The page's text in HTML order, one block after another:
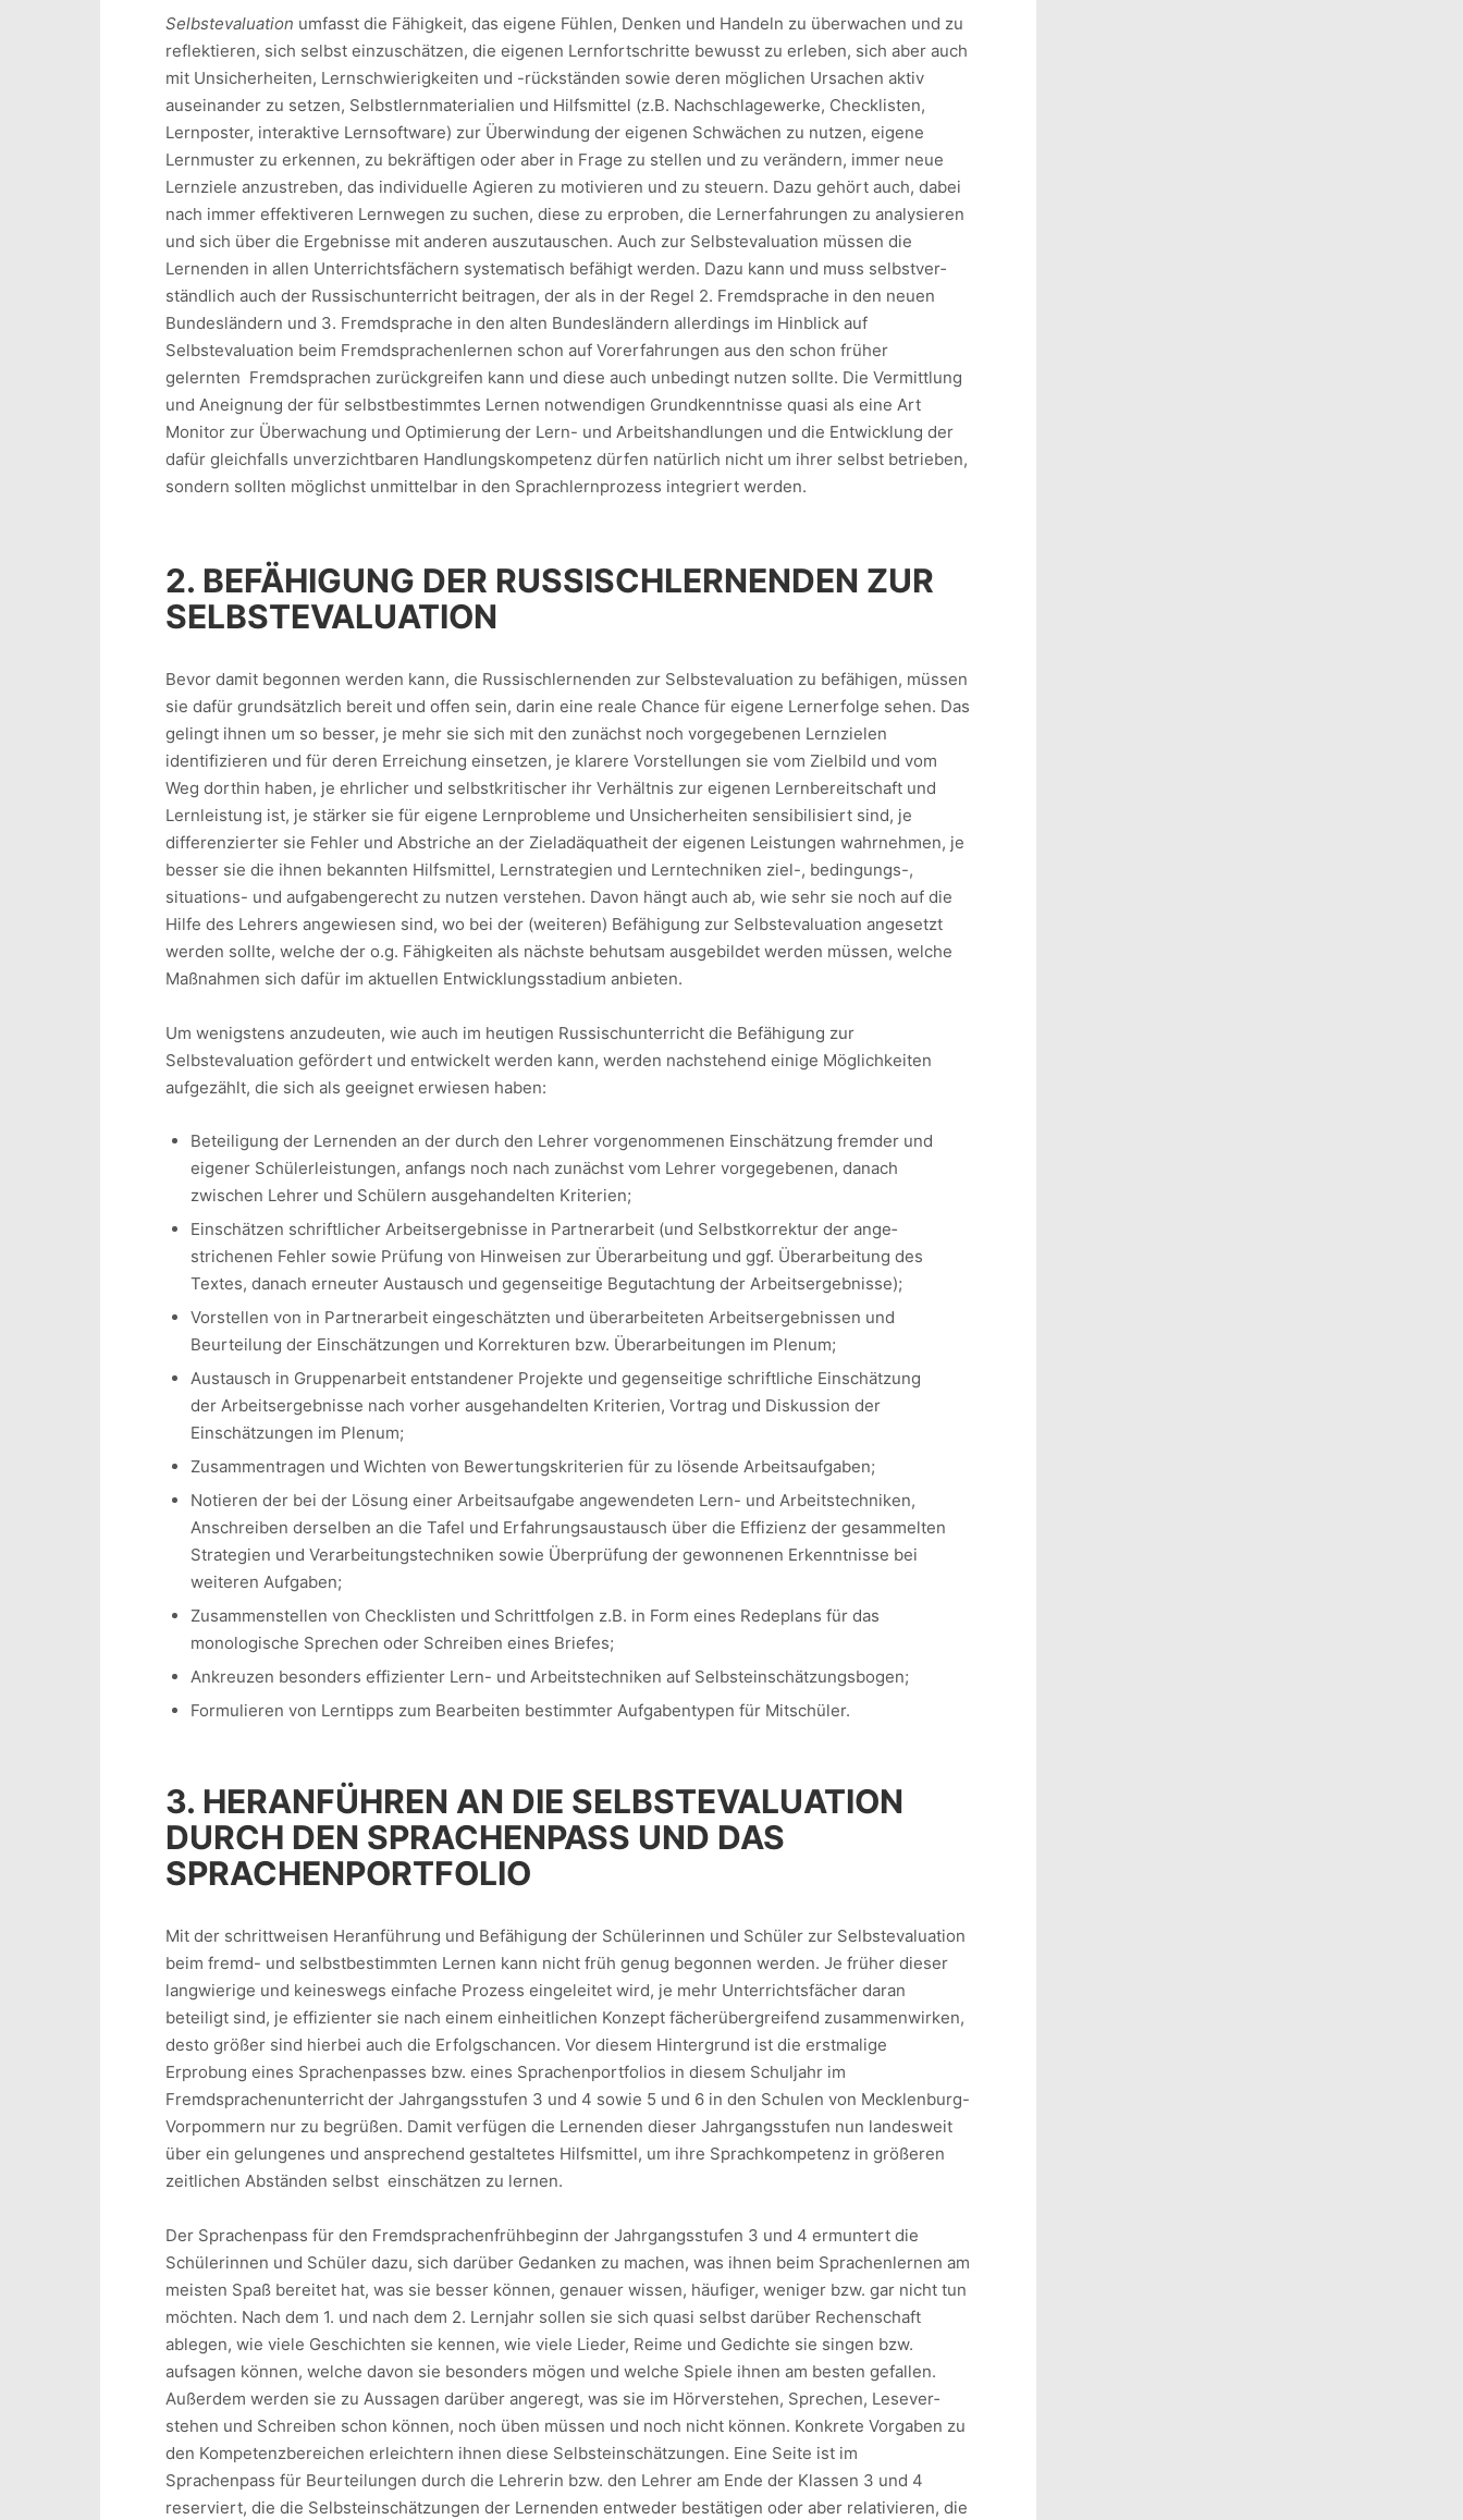
Selbstevaluation umfasst die Fähigkeit, das eigene Fühlen, Denken und Handeln zu über­wa­chen und zu
reflektieren, sich selbst einzuschätzen, die eigenen Lernfortschritte bewusst zu erle­ben, sich aber auch
mit Unsicherheiten, Lernschwierigkeiten und -rückständen sowie deren möglichen Ursachen aktiv
auseinander zu setzen, Selbstlernmaterialien und Hilfsmittel (z.B. Nachschlagewerke, Checklisten,
Lernposter, interaktive Lernsoftware) zur Überwindung der eigenen Schwächen zu nutzen, eigene
Lernmuster zu erkennen, zu bekräftigen oder aber in Frage zu stellen und zu verändern, immer neue
Lernziele anzustreben, das individuelle Agieren zu motivieren und zu steuern. Dazu gehört auch, dabei
nach immer effektiveren Lernwegen zu suchen, diese zu erproben, die Lernerfahrungen zu analysieren
und sich über die Ergebnisse mit anderen auszutauschen. Auch zur Selbstevaluation müssen die
Lernenden in allen Unter­richts­fä­chern systematisch befähigt werden. Dazu kann und muss selbstver­
ständ­lich auch der Rus­sisch­un­ter­richt beitragen, der als in der Regel 2. Fremdsprache in den neuen
Bundesländern und 3. Fremdsprache in den alten Bundesländern allerdings im Hinblick auf
Selbstevaluation beim Fremdsprachenlernen schon auf Vorerfahrungen aus den schon früher
gelernten Fremd­­spra­chen zurückgreifen kann und diese auch unbedingt nutzen sollte. Die Vermittlung
und Aneignung der für selbstbestimmtes Lernen notwendigen Grundkenntnisse quasi als eine Art
Monitor zur Überwachung und Optimierung der Lern- und Arbeitshandlungen und die Entwicklung der
dafür gleichfalls unverzichtbaren Handlungs­kompetenz dürfen natürlich nicht um ihrer selbst betrieben,
sondern sollten möglichst unmittelbar in den Sprachlernprozess inte­griert werden.
2. BEFÄHIGUNG DER RUSSISCHLERNENDEN ZUR
SELBSTEVALUATION
Bevor damit begonnen werden kann, die Russischlernenden zur Selbstevaluation zu befähi­gen, müssen
sie dafür grundsätzlich bereit und offen sein, darin eine reale Chance für eigene Lernerfolge sehen. Das
gelingt ihnen um so besser, je mehr sie sich mit den zunächst noch vor­ge­gebenen Lernzielen
identifizieren und für deren Erreichung einsetzen, je klarere Vor­stel­lungen sie vom Zielbild und vom
Weg dorthin haben, je ehrlicher und selbstkritischer ihr Ver­hält­nis zur eigenen Lernbereitschaft und
Lernleistung ist, je stärker sie für eigene Lernprobleme und Unsicherheiten sensibilisiert sind, je
differenzierter sie Fehler und Abstri­che an der Zielad­äquatheit der eigenen Leistungen wahrneh­men, je
besser sie die ihnen bekannten Hilfsmittel, Lernstrategien und Lerntechniken ziel-, bedingungs-,
situations- und aufgaben­ge­recht zu nutzen verstehen. Davon hängt auch ab, wie sehr sie noch auf die
Hilfe des Lehrers ange­wiesen sind, wo bei der (weiteren) Befähigung zur Selbstevaluation angesetzt
werden sollte, welche der o.g. Fähigkeiten als nächste behutsam ausgebildet werden müssen, welche
Maßnahmen sich dafür im aktuellen Entwicklungsstadium anbieten.
Um wenigstens anzudeuten, wie auch im heutigen Russischunterricht die Befähigung zur
Selbstevaluation gefördert und entwickelt werden kann, werden nachstehend einige Mög­lich­keiten
aufgezählt, die sich als geeignet erwiesen haben:
Beteiligung der Lernenden an der durch den Lehrer vorgenommenen Einschätzung fremder und
eigener Schülerleistungen, anfangs noch nach zunächst vom Lehrer vorgegebenen, danach
zwischen Lehrer und Schülern ausgehandelten Kriterien;
Einschätzen schriftlicher Arbeitsergebnisse in Partnerarbeit (und Selbstkorrektur der an­ge­
strichenen Fehler sowie Prüfung von Hinweisen zur Überarbeitung und ggf. Über­ar­beitung des
Textes, danach erneuter Austausch und gegenseitige Begutachtung der Arbeits­ergebnisse);
Vorstellen von in Partnerarbeit eingeschätzten und überarbeiteten Arbeitsergebnissen und
Beurteilung der Einschätzungen und Korrekturen bzw. Überarbeitungen im Plenum;
Austausch in Gruppenarbeit entstandener Projekte und gegenseitige schriftliche Ein­schät­zung
der Arbeitsergebnisse nach vorher ausgehandelten Kriterien, Vortrag und Diskussion der
Einschätzungen im Plenum;
Zusammentragen und Wichten von Bewertungskriterien für zu lösende Arbeitsaufgaben;
Notieren der bei der Lösung einer Arbeitsaufgabe angewendeten Lern- und Arbeits­tech­ni­ken,
Anschreiben derselben an die Tafel und Erfahrungsaustausch über die Effizienz der gesammelten
Strategien und Verarbeitungstechniken sowie Überprüfung der gewonnenen Erkenntnisse bei
weiteren Aufgaben;
Zusammenstellen von Checklisten und Schrittfolgen z.B. in Form eines Redeplans für das
monologische Sprechen oder Schreiben eines Briefes;
Ankreuzen besonders effizienter Lern- und Arbeitstechniken auf Selbsteinschätzungsbo­gen;
Formulieren von Lerntipps zum Bearbeiten bestimmter Aufgabentypen für Mitschüler.
3. HERANFÜHREN AN DIE SELBSTEVALUATION
DURCH DEN SPRACHENPASS UND DAS
SPRACHENPORTFOLIO
Mit der schrittweisen Heranführung und Befähigung der Schülerinnen und Schüler zur Selbstevaluation
beim fremd- und selbstbestimmten Lernen kann nicht früh genug begonnen werden. Je früher dieser
langwierige und keineswegs einfache Prozess eingeleitet wird, je mehr Unterrichtsfächer daran
beteiligt sind, je effizienter sie nach einem einheitlichen Konzept fächerübergreifend zusammenwirken,
desto größer sind hierbei auch die Erfolgschancen. Vor diesem Hintergrund ist die erstmalige
Erprobung eines Sprachenpasses bzw. eines Sprachen­portfolios in diesem Schuljahr im
Fremdsprachenunterricht der Jahrgangsstufen 3 und 4 sowie 5 und 6 in den Schulen von Mecklenburg-
Vorpommern nur zu begrüßen. Damit verfügen die Lernenden dieser Jahrgangsstufen nun landesweit
über ein gelungenes und ansprechend gestaltetes Hilfsmittel, um ihre Sprachkom­petenz in größeren
zeitlichen Abständen selbst einschätzen zu lernen.
Der Sprachenpass für den Fremdsprachenfrühbeginn der Jahrgangsstufen 3 und 4 ermuntert die
Schülerinnen und Schüler dazu, sich darüber Gedanken zu machen, was ihnen beim Sprachen­lernen am
meisten Spaß bereitet hat, was sie besser können, genauer wissen, häufiger, weniger bzw. gar nicht tun
möchten. Nach dem 1. und nach dem 2. Lernjahr sollen sie sich quasi selbst darüber Rechenschaft
ablegen, wie viele Geschichten sie kennen, wie viele Lieder, Reime und Gedichte sie singen bzw.
aufsagen können, welche davon sie besonders mögen und welche Spiele ihnen am besten gefallen.
Außerdem werden sie zu Aussagen darüber angeregt, was sie im Hörverstehen, Sprechen, Lesever­
stehen und Schreiben schon können, noch üben müssen und noch nicht können. Konkrete Vor­gaben zu
den Kompetenzbereichen erleichtern ihnen diese Selbstein­schätzun­gen. Eine Seite ist im
Sprachenpass für Beurteilungen durch die Leh­re­rin bzw. den Lehrer am Ende der Klassen 3 und 4
reserviert, die die Selbsteinschätzungen der Lernenden entweder bestätigen oder aber relativieren, die